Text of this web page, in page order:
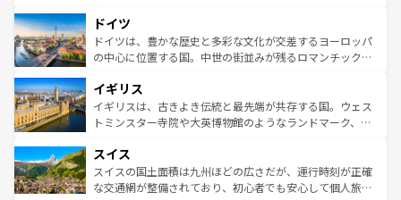
せる。地方によって風土や気候が異なるスペインはその個
性で訪れる人を魅了する。 なお、新着のスペイン情報は コ
ンテンツ一覧を参照してほしい。
で、幅広い魅力が詰まっている。華麗な宮殿、歴史的な大
聖堂、美しいビーチ、そして豊かな自然が、訪れる者を心
から魅了する。また、フランスは美食の国としても知ら
いる。シャンパンの発祥地であるランス、プロヴァンスの
香り高いラベンダー畑など、多彩な楽しみ方が可能だ。さ
らに、パリ以外の地域にも魅力が溢れており、どの街角に
れる地方に足を運ぶとそれぞれで全く異なる文化を体験で
きるだろう。 なお、新着のフランス情報はコンテンツ一覧
を参照してほしい。
ドイツ
ドイツは、豊かな歴史と多彩な文化が交差するヨーロッパ
の中心に位置する国。中世の街並みが残るロマンチック街
顔を持つこの国は、どこを歩いても飽きることがない。ベ
ルリンの文化的活気、バイエルン州のアルプスの絶景、そ
してライン川沿いのワイン畑といった風景は必見。ビール
は、お酒好きな人にはぜひ体験してほしい。 なお、新着の
ドイツ情報はコンテンツ一覧を参照してほしい。
イギリス
イギリスは、古きよき伝統と最先端が共存する国。ウェス
トミンスター寺院や大英博物館のようなランドマーク、歴
リアごとに異なる魅力がある。また、優雅なアフタヌーン
ティー、ビール好きにはたまらない英国パブ、サッカー観
戦など、本場だからこそできる体験も豊富。イギリスを旅
スイス
スイスの国土面積は九州ほどの広さだが、運行時刻が正確
な交通網が整備されており、初心者でも安心して個人旅行